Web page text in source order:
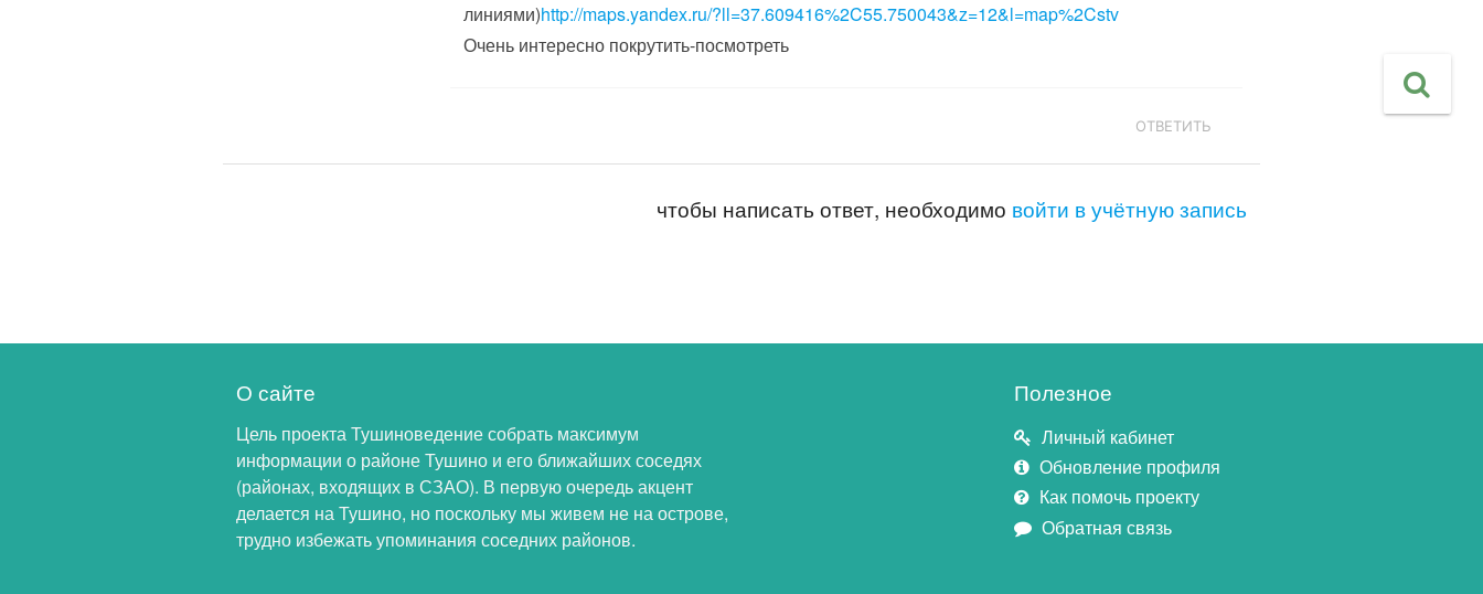
линиями)http://maps.yandex.ru/?ll=37.609416%2C55.750043&z=12&l=map%2Cstv
Очень интересно покрутить-посмотреть
ОТВЕТИТЬ
чтобы написать ответ, необходимо войти в учётную запись
О сайте
Цель проекта Тушиноведение собрать максимум
информации о районе Тушино и его ближайших соседях
(районах, входящих в СЗАО). В первую очередь акцент
делается на Тушино, но поскольку мы живем не на острове,
трудно избежать упоминания соседних районов.
Полезное
Личный кабинет
Обновление профиля
Как помочь проекту
Обратная связь